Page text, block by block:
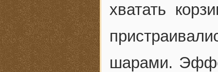
хватать
шарами.